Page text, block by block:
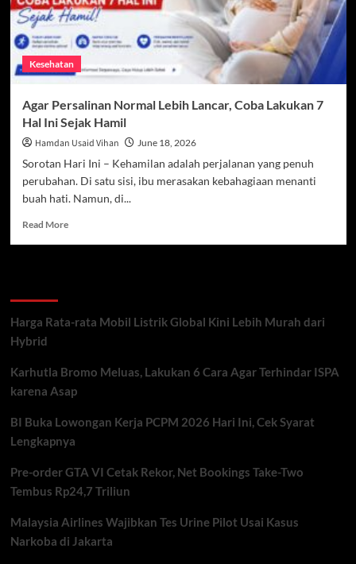
Kesehatan
Agar Persalinan Normal Lebih Lancar, Coba Lakukan 7
Hal Ini Sejak Hamil
Hamdan Usaid Vihan June 18, 2026
Sorotan Hari Ini – Kehamilan adalah perjalanan yang penuh
perubahan. Di satu sisi, ibu merasakan kebahagiaan menanti
buah hati. Namun, di...
Read MoreRead
Lancar,
7
Hal
Sejak
Harga Rata-rata Mobil Listrik Global Kini Lebih Murah dari
Hybrid
Karhutla Bromo Meluas, Lakukan 6 Cara Agar Terhindar ISPA
karena Asap
BI Buka Lowongan Kerja PCPM 2026 Hari Ini, Cek Syarat
Lengkapnya
Pre-order GTA VI Cetak Rekor, Net Bookings Take-Two
Tembus Rp24,7 Triliun
Malaysia Airlines Wajibkan Tes Urine Pilot Usai Kasus
Narkoba di Jakarta